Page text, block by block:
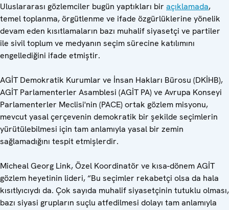
Uluslararası gözlemciler bugün yaptıkları bir açıklamada,
temel toplanma, örgütlenme ve ifade özgürlüklerine yönelik
devam eden kısıtlamaların bazı muhalif siyasetçi ve partiler
ile sivil toplum ve medyanın seçim sürecine katılımını
engellediğini ifade etmiştir.
AGİT Demokratik Kurumlar ve İnsan Hakları Bürosu (DKİHB),
AGİT Parlamenterler Asamblesi (AGİT PA) ve Avrupa Konseyi
Parlamenterler Meclisi'nin (PACE) ortak gözlem misyonu,
mevcut yasal çerçevenin demokratik bir şekilde seçimlerin
yürütülebilmesi için tam anlamıyla yasal bir zemin
sağlamadığını tespit etmişlerdir.
Micheal Georg Link, Özel Koordinatör ve kısa-dönem AGİT
gözlem heyetinin lideri, “Bu seçimler rekabetçi olsa da hala
kısıtlyıcıydı da. Çok sayıda muhalif siyasetçinin tutuklu olması,
bazı siyasi grupların suçlu atfedilmesi dolayı tam anlamıyla